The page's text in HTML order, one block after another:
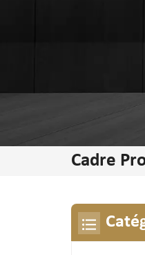
Cadre